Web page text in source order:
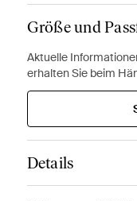
Größe und
Aktuelle
erhalten Sie beim
Details